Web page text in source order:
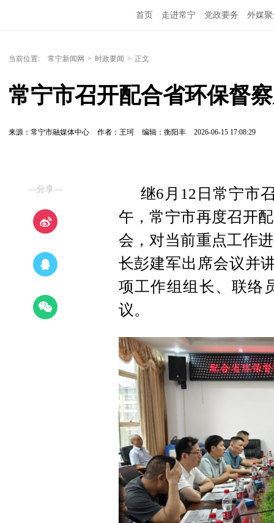
首页 走进常宁 党政要务 外媒
当前位置: 常宁新闻网 > 时政要闻 > 正文
常宁市召开配合省环保督
来源：常宁市融媒体中心 作者：王珂 编辑：衡阳丰 2026-06-15 17:08:29
—分享—
继6月12日常宁市
午，常宁市再度召开
会，对当前重点工作
长彭建军出席会议并
项工作组组长、联络
议。